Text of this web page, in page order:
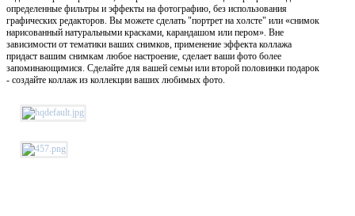
определенные фильтры и эффекты на фотографию, без использования
графических редакторов. Вы можете сделать "портрет на холсте" или «снимок
нарисованный натуральными красками, карандашом или пером». Вне
зависимости от тематики ваших снимков, применение эффекта коллажа
придаст вашим снимкам любое настроение, сделает ваши фото более
запоминающимися. Сделайте для вашей семьи или второй половинки подарок
- создайте коллаж из коллекции ваших любимых фото.